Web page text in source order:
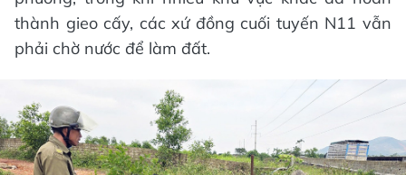
thành gieo cấy, các xứ đồng cuối tuyến N11 vẫn
phải chờ nước để làm đất.